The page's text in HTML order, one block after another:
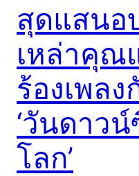
สุดแสนอ
เหล่าคุณ
ร้องเพล
‘วันดาว
โลก’